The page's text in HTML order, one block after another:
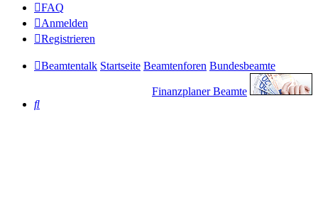
FAQ
Anmelden
Registrieren
Beamtentalk Startseite Beamtenforen Bundesbeamte
Finanzplaner Beamte
Suche